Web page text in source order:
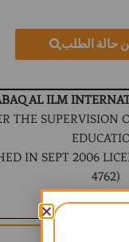
حالة الطلب
AL ILM
THE SUPERVISION
IN SEPT 2006
4762)
BRITISH